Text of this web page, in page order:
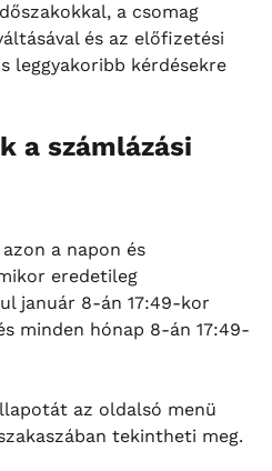
a csomag
és az előfizetési
leggyakoribb kérdésekre
a számlázási
a napon és
eredetileg
január 8-án 17:49-kor
minden hónap 8-án 17:49-
az oldalsó menü
tekintheti meg.